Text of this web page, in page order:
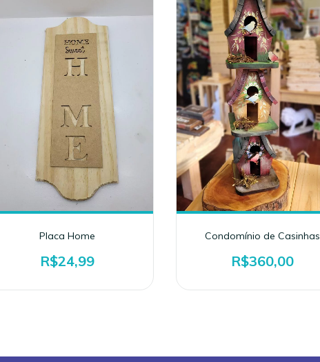
Placa Home
R$24,99
Condomínio de Casinhas
R$360,00